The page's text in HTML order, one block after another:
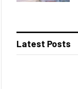
Latest Posts